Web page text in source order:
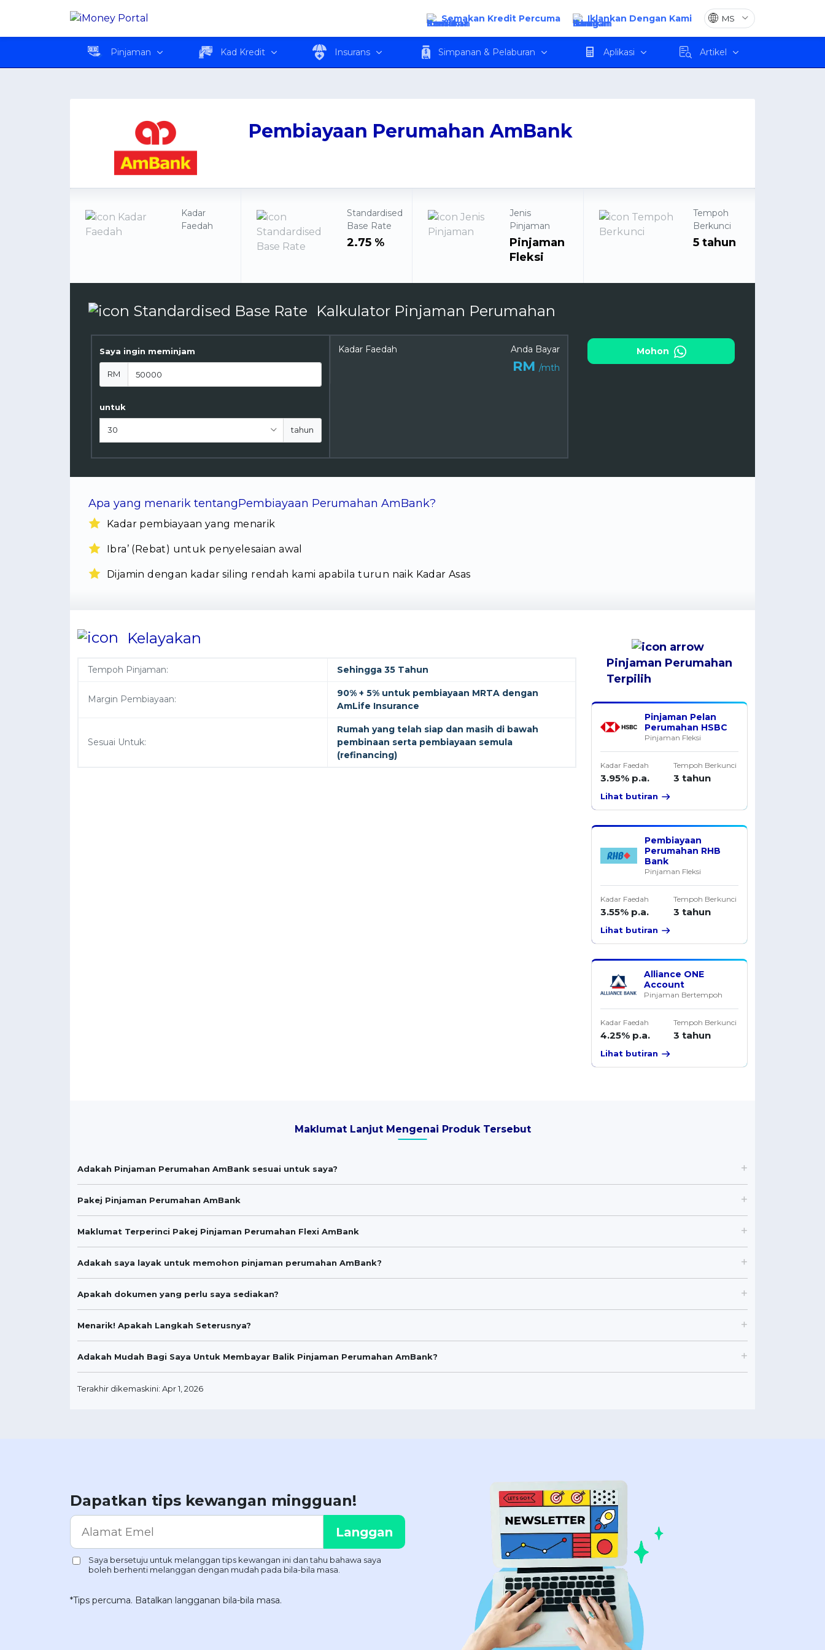
Semakan Kredit Percuma Iklankan Dengan Kami
Pinjaman Kad Kredit Insurans Simpanan & Pelaburan Aplikasi Artikel
Pembiayaan Perumahan AmBank Mohon
Pembiayaan Perumahan AmBank
Kadar
Faedah
Standardised
Base Rate
2.75 %
Jenis
Pinjaman
Pinjaman
Fleksi
Tempoh
Berkunci
5 tahun
Kalkulator Pinjaman Perumahan
Saya ingin meminjam
RM
untuk
tahun
Kadar Faedah Anda Bayar
RM /mth
Mohon
Apa yang menarik tentangPembiayaan Perumahan AmBank?
Kadar pembiayaan yang menarik
Ibra’ (Rebat) untuk penyelesaian awal
Dijamin dengan kadar siling rendah kami apabila turun naik Kadar Asas
Kelayakan
Tempoh Pinjaman: Sehingga 35 Tahun
Margin Pembiayaan:
90% + 5% untuk pembiayaan MRTA dengan
AmLife Insurance
Sesuai Untuk:
Rumah yang telah siap dan masih di bawah
pembinaan serta pembiayaan semula
(refinancing)
Pinjaman Perumahan
Terpilih
Pinjaman Pelan
Perumahan HSBC
Pinjaman Fleksi
Kadar Faedah
3.95% p.a.
Tempoh Berkunci
3 tahun
Lihat butiran
Pembiayaan
Perumahan RHB
Bank
Pinjaman Fleksi
Kadar Faedah
3.55% p.a.
Tempoh Berkunci
3 tahun
Lihat butiran
Alliance ONE
Account
Pinjaman Bertempoh
Kadar Faedah
4.25% p.a.
Tempoh Berkunci
3 tahun
Lihat butiran
Maklumat Lanjut Mengenai Produk Tersebut
Adakah Pinjaman Perumahan AmBank sesuai untuk saya?
Pakej Pinjaman Perumahan AmBank
Maklumat Terperinci Pakej Pinjaman Perumahan Flexi AmBank
Adakah saya layak untuk memohon pinjaman perumahan AmBank?
Apakah dokumen yang perlu saya sediakan?
Menarik! Apakah Langkah Seterusnya?
Adakah Mudah Bagi Saya Untuk Membayar Balik Pinjaman Perumahan AmBank?
Terakhir dikemaskini: Apr 1, 2026
Dapatkan tips kewangan mingguan!
*Tips percuma. Batalkan langganan bila-bila masa.